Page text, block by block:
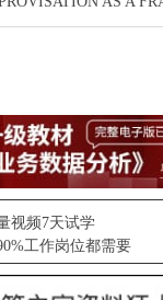
视频7天试学
工作岗位都需要